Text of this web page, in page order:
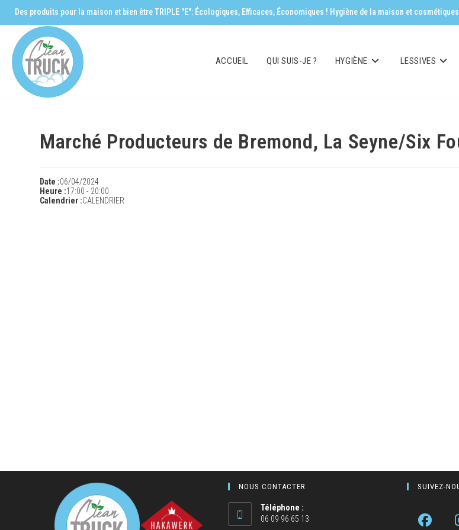
Des produits pour la maison et bien être TRIPLE "E": Écologiques, Efficaces, Économiques ! Hygiène de la maison et
ACCUEIL QUI SUIS-JE ? HYGIÈNE LESSIVES
Marché Producteurs de Bremond, La Seyne/Six
Date :06/04/2024
Heure :17:00 - 20:00
Calendrier :CALENDRIER
NOUS CONTACTER
Téléphone :
06 09 96 65 13
SUIVEZ-